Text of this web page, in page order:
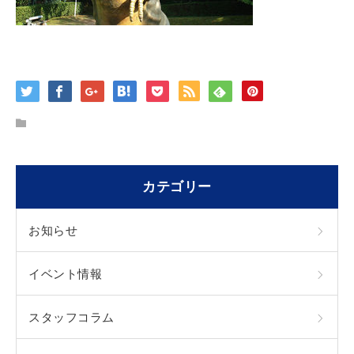
カテゴリー
お知らせ
イベント情報
スタッフコラム